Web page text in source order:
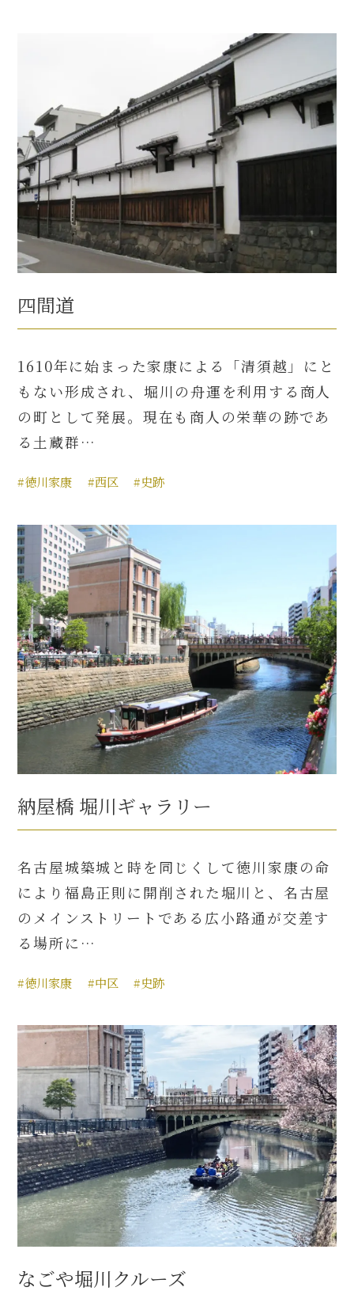
四間道
1610年に始まった家康による「清須越」にと
もない形成され、堀川の舟運を利用する商人
の町として発展。現在も商人の栄華の跡であ
る土蔵群…
#徳川家康 #西区 #史跡
納屋橋 堀川ギャラリー
名古屋城築城と時を同じくして徳川家康の命
により福島正則に開削された堀川と、名古屋
のメインストリートである広小路通が交差す
る場所に…
#徳川家康 #中区 #史跡
なごや堀川クルーズ